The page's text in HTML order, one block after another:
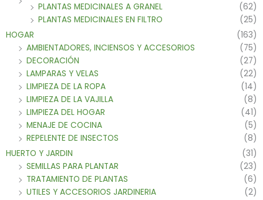
PLANTAS MEDICINALES A GRANEL
(62)
PLANTAS MEDICINALES EN FILTRO
(25)
HOGAR
(163)
AMBIENTADORES, INCIENSOS Y ACCESORIOS
(75)
DECORACIÓN
(27)
LAMPARAS Y VELAS
(22)
LIMPIEZA DE LA ROPA
(14)
LIMPIEZA DE LA VAJILLA
(8)
LIMPIEZA DEL HOGAR
(41)
MENAJE DE COCINA
(5)
REPELENTE DE INSECTOS
(8)
HUERTO Y JARDIN
(31)
SEMILLAS PARA PLANTAR
(23)
TRATAMIENTO DE PLANTAS
(6)
UTILES Y ACCESORIOS JARDINERIA
(2)